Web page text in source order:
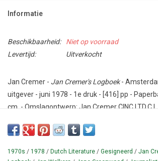
Informatie
Beschikbaarheid:
Niet op voorraad
Levertijd:
Uitverkocht
Jan Cremer - Jan Cremer's Logboek-
uitgever - juni 1978 - 1e druk - [416] pp -
cm. - Omslagontwerp: Jan Cremer CINC.LTD.C.I.
Conditie: Goed - met leesvouwen, verbruining
GESIGNEERDE opdracht van de auteur aan Jan
'July 22 1978'.
1970s / 1978 / Dutch Literature / Gesigneerd / Jan